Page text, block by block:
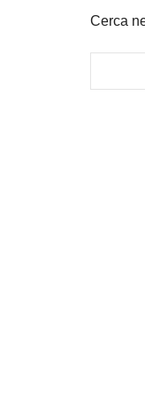
Cerca